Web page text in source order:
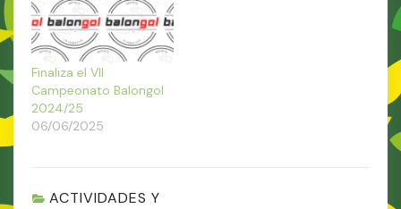
Finaliza el VII
Campeonato Balongol
2024/25
06/06/2025
ACTIVIDADES Y